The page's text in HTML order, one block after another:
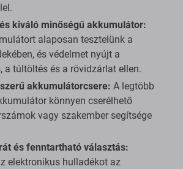
kiváló minőségű akkumulátor:
alaposan tesztelünk a
és védelmet nyújt a
a túltöltés és a rövidzárlat ellen.
akkumulátorcsere: A legtöbb
könnyen cserélhető
vagy szakember segítsége
és fenntartható választás:
elektronikus hulladékot az